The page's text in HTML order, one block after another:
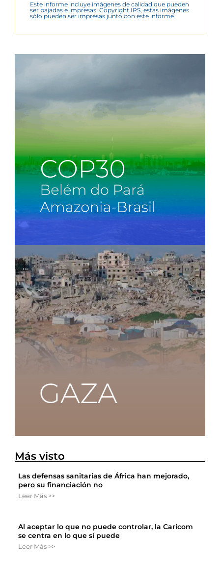
Este informe incluye imágenes de calidad que pueden
ser bajadas e impresas. Copyright IPS, estas imágenes
sólo pueden ser impresas junto con este informe
Más visto
Las defensas sanitarias de África han mejorado,
pero su financiación no
Leer Más >>
Al aceptar lo que no puede controlar, la Caricom
se centra en lo que sí puede
Leer Más >>